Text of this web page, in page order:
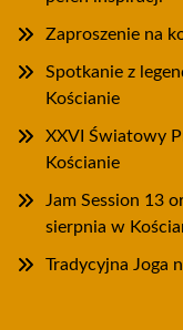
Zaproszenie na
Spotkanie z
Kościanie
XXVI Światowy
Kościanie
Jam Session 13
sierpnia w
Tradycyjna Joga